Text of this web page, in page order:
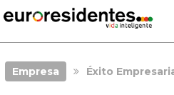
Empresa Éxito